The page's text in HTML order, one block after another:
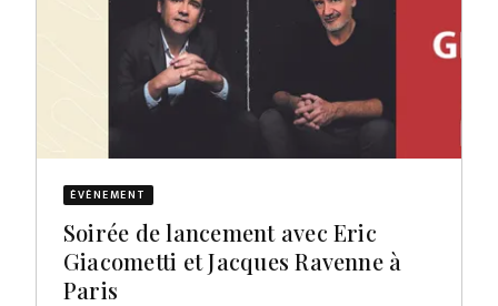
ÉVÈNEMENT
Soirée de lancement avec Eric
Giacometti et Jacques Ravenne à
Paris